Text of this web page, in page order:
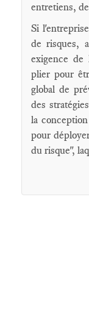
entretiens,
Si
de risques,
exigence
plier pour
global de
des
la
pour
du risque",